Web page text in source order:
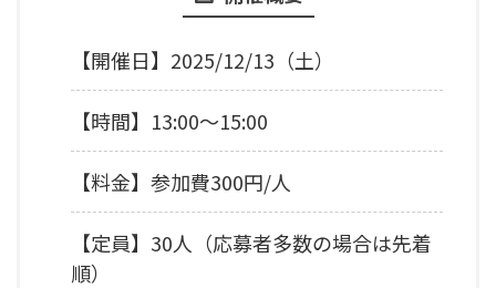
【開催日】2025/12/13（土）
【時間】13:00～15:00
【料金】参加費300円/人
【定員】30人（応募者多数の場合は先着
順）